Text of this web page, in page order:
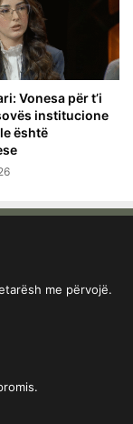
Vonesa për t’i
institucione
është
me përvojë.